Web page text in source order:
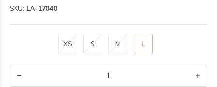
SKU: LA-17040
XS S M L